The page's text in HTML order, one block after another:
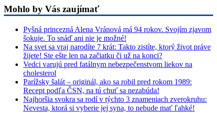
Mohlo by Vás zaujímať
Pyšná princezná Alena Vránová má 94 rokov. Svojím zjavom
šokuje. To snáď ani nie je možné!
Na svet sa vraj narodíte 7 krát: Takto zistíte, ktorý život práve
žijete! Ste ešte len na začiatku či už na konci?
Vedci varujú pred fatálnym nebezpečenstvom liekov na
cholesterol
Parížsky šalát – originál, ako sa robil pred rokom 1989:
Recept podľa ČSN, na tú chuť sa nezabúda!
Najhoršia svokra sa rodí v týchto 3 znameniach zverokruhu:
Nevesta, ktorá si vyberie jej syna, to nebude mať ľahké!